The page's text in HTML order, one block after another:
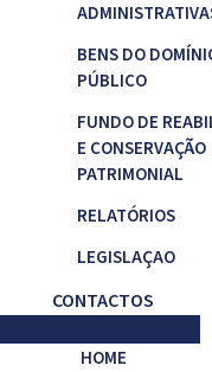
BENS DO
PÚBLICO
FUNDO DE
E CONSERVAÇÃO
PATRIMONIAL
RELATÓRIOS
LEGISLAÇAO
CONTACTOS
HOME